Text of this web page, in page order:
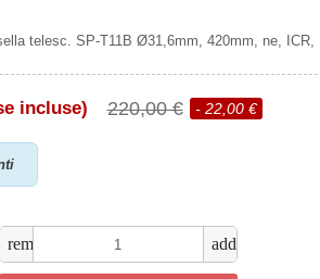
telesc. SP-T11B Ø31,6mm, 420mm, ne, ICR,
incluse) 220,00 € - 22,00 €
remove add